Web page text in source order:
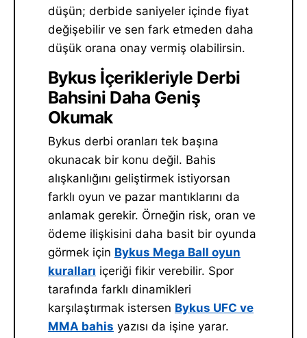
düşün; derbide saniyeler içinde fiyat
değişebilir ve sen fark etmeden daha
düşük orana onay vermiş olabilirsin.
Bykus İçerikleriyle Derbi
Bahsini Daha Geniş
Okumak
Bykus derbi oranları tek başına
okunacak bir konu değil. Bahis
alışkanlığını geliştirmek istiyorsan
farklı oyun ve pazar mantıklarını da
anlamak gerekir. Örneğin risk, oran ve
ödeme ilişkisini daha basit bir oyunda
görmek için Bykus Mega Ball oyun
kuralları içeriği fikir verebilir. Spor
tarafında farklı dinamikleri
karşılaştırmak istersen Bykus UFC ve
MMA bahis yazısı da işine yarar.